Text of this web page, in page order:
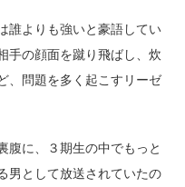
誰よりも強いと豪語してい
手の顔面を蹴り飛ばし、炊
、問題を多く起こすリーゼ
腹に、３期生の中でもっと
男として放送されていたの